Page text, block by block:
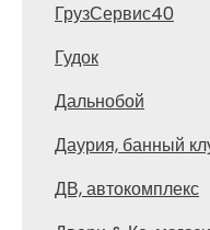
ГрузСервис40
Гудок
Дальнобой
Даурия, банный
ДВ, автокомплекс